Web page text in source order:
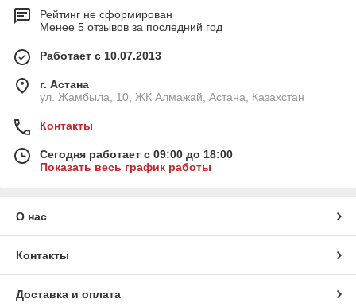
Рейтинг не сформирован
Менее 5 отзывов за последний год
Работает с 10.07.2013
г. Астана
ул. Жамбыла, 10, ЖК Алмажай, Астана, Казахстан
Контакты
Сегодня работает с 09:00 до 18:00
Показать весь график работы
О нас
Контакты
Доставка и оплата